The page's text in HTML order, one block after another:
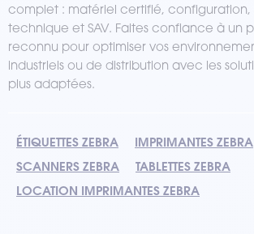
complet : matériel certifié, configuration,
technique et SAV. Faites confiance à un
reconnu pour optimiser vos
industriels ou de distribution avec les
plus adaptées.
ÉTIQUETTES ZEBRA
IMPRIMANTES ZEBRA
SCANNERS ZEBRA
TABLETTES ZEBRA
LOCATION IMPRIMANTES ZEBRA